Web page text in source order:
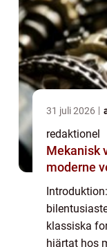
31 juli 2026
redaktionel
Mekanisk
moderne
klassiska
hjärtat hos